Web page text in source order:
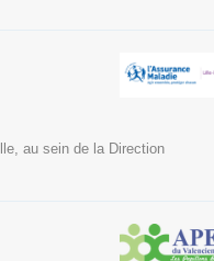
au sein de la Direction